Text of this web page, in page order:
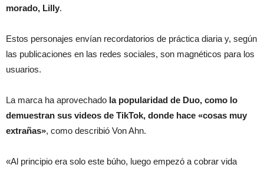
morado, Lilly.
Estos personajes envían recordatorios de práctica diaria y, según
las publicaciones en las redes sociales, son magnéticos para los
usuarios.
La marca ha aprovechado la popularidad de Duo, como lo
demuestran sus videos de TikTok, donde hace «cosas muy
extrañas», como describió Von Ahn.
«Al principio era solo este búho, luego empezó a cobrar vida